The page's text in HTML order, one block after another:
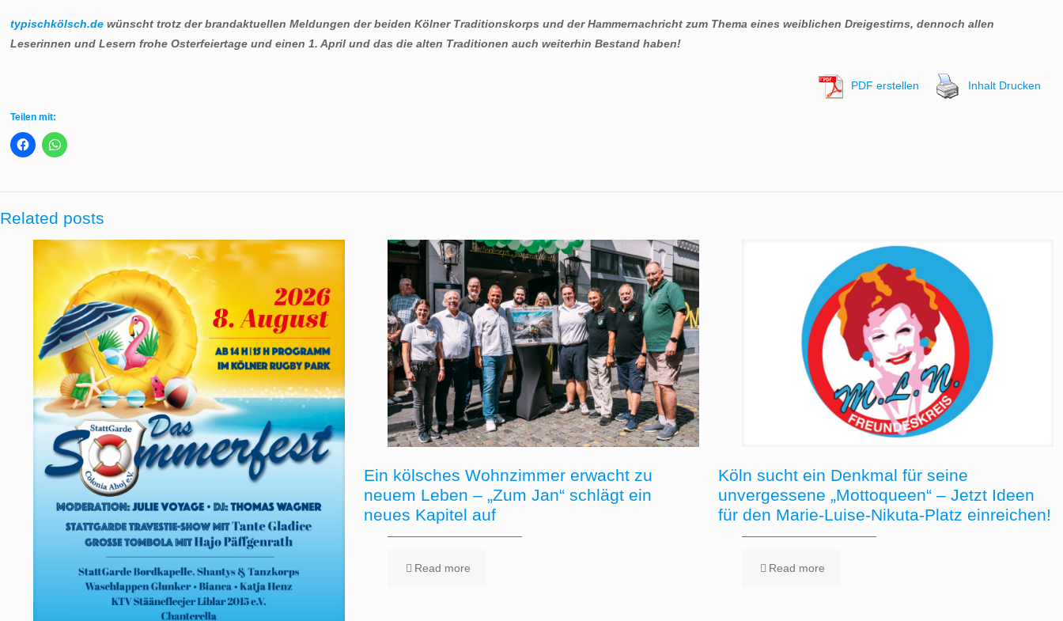
typischkölsch.de wünscht trotz der brandaktuellen Meldungen der beiden Kölner Traditionskorps und der Hammernachricht zum Thema eines weiblichen Dreigestirns, dennoch allen
Leserinnen und Lesern frohe Osterfeiertage und einen 1. April und das die alten Traditionen auch weiterhin Bestand haben!
PDF erstellen Inhalt Drucken
Teilen mit:
Related posts
Ein kölsches Wohnzimmer erwacht zu
neuem Leben – „Zum Jan“ schlägt ein
neues Kapitel auf
Read more
Köln sucht ein Denkmal für seine
unvergessene „Mottoqueen“ – Jetzt Ideen
für den Marie-Luise-Nikuta-Platz einreichen!
Read more